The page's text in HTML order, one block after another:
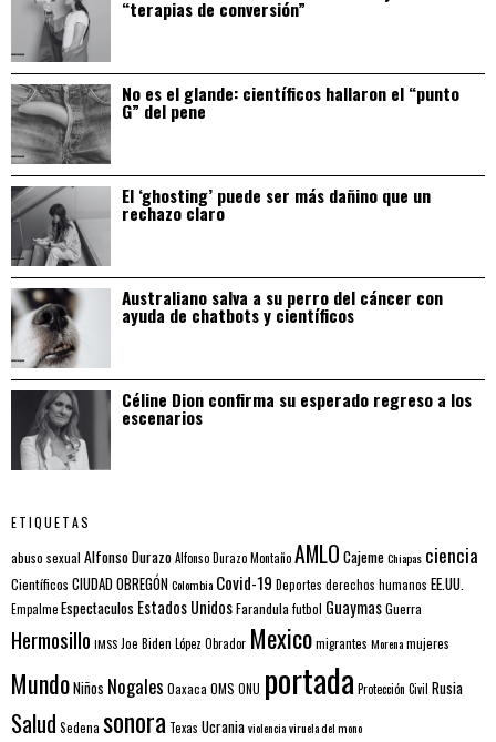
“terapias de conversión”
No es el glande: científicos hallaron el “punto
G” del pene
El ‘ghosting’ puede ser más dañino que un
rechazo claro
Australiano salva a su perro del cáncer con
ayuda de chatbots y científicos
Céline Dion confirma su esperado regreso a los
escenarios
ETIQUETAS
abuso sexual Alfonso DurazoAlfonso Durazo MontañoAMLO CajemeChiapas ciencia
Científicos CIUDAD OBREGÓNColombia Covid-19 Deportes derechos humanos EE.UU.
EmpalmeEspectaculos Estados UnidosFarandula futbol GuaymasGuerra
Hermosillo IMSS Joe Biden López Obrador Mexicomigrantes Morenamujeres
MundoNiños Nogales Oaxaca OMS ONU portada Protección Civil Rusia
Salud Sedena sonora Texas Ucraniaviolenciaviruela del mono